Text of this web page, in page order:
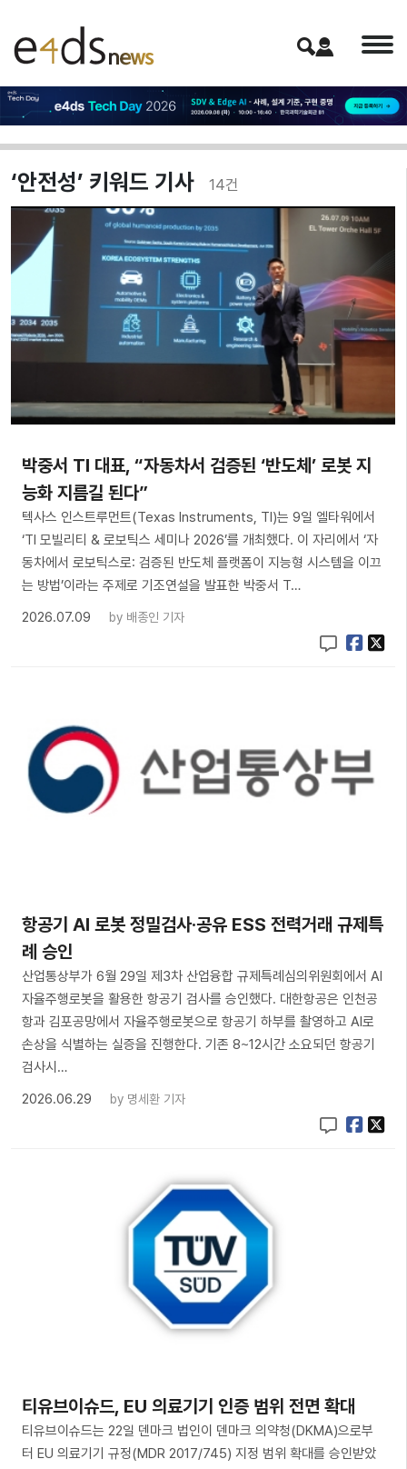
‘안전성’ 키워드 기사 14건
박중서 TI 대표, “자동차서 검증된 ‘반도체’ 로봇 지
능화 지름길 된다”
텍사스 인스트루먼트(Texas Instruments, TI)는 9일 엘타워에서
‘TI 모빌리티 & 로보틱스 세미나 2026’를 개최했다. 이 자리에서 ‘자
동차에서 로보틱스로: 검증된 반도체 플랫폼이 지능형 시스템을 이끄
는 방법’이라는 주제로 기조연설을 발표한 박중서 T…
2026.07.09
by 배종인 기자
항공기 AI 로봇 정밀검사·공유 ESS 전력거래 규제특
례 승인
산업통상부가 6월 29일 제3차 산업융합 규제특례심의위원회에서 AI
자율주행로봇을 활용한 항공기 검사를 승인했다. 대한항공은 인천공
항과 김포공망에서 자율주행로봇으로 항공기 하부를 촬영하고 AI로
손상을 식별하는 실증을 진행한다. 기존 8~12시간 소요되던 항공기
검사시…
2026.06.29
by 명세환 기자
티유브이슈드, EU 의료기기 인증 범위 전면 확대
티유브이슈드는 22일 덴마크 법인이 덴마크 의약청(DKMA)으로부
터 EU 의료기기 규정(MDR 2017/745) 지정 범위 확대를 승인받았